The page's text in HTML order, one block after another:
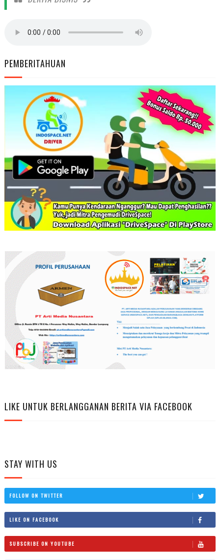
PEMBERITAHUAN
LIKE UNTUK BERLANGGANAN BERITA VIA FACEBOOK
STAY WITH US
FOLLOW ON TWITTER
LIKE ON FACEBOOK
SUBSCRIBE ON YOUTUBE